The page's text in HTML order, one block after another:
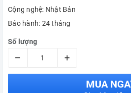
Cộng nghệ: Nhật Bản
Bảo hành: 24 tháng
Số lượng
– +
MUA